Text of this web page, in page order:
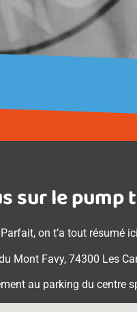
sur le pump
on t’a tout
Mont Favy, 74300 Les
au parking du